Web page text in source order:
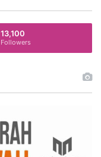
n
u
k
13,100
Followers